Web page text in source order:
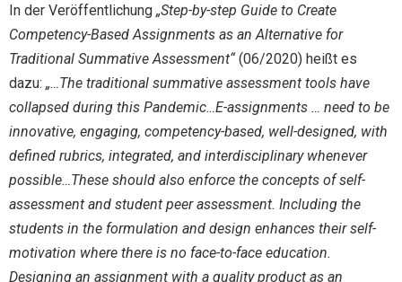
In der Veröffentlichung „Step-by-step Guide to Create
Competency-Based Assignments as an Alternative for
Traditional Summative Assessment“(06/2020) heißt es
dazu: „…The traditional summative assessment tools have
collapsed during this Pandemic…E-assignments … need to be
innovative, engaging, competency-based, well-designed, with
defined rubrics, integrated, and interdisciplinary whenever
possible…These should also enforce the concepts of self-
assessment and student peer assessment. Including the
students in the formulation and design enhances their self-
motivation where there is no face-to-face education.
Designing an assignment with a quality product as an